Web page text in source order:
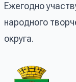
Ежегодно
народного
округа.